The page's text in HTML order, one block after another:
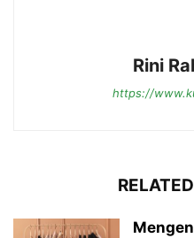
Rini
https://